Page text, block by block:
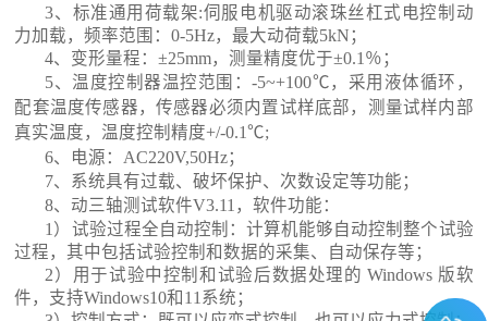
3、标准通用荷载架:伺服电机驱动滚珠丝杠式电控制动
力加载，频率范围：0-5Hz，最大动荷载5kN；
4、 变形量程：±25mm，测量精度优于±0.1％；
5、 温度控制器温控范围：-5~+100℃，采用液体循环，
配套温度传感器，传感器必须内置试样底部，测量试样内部
真实温度，温度控制精度+/-0.1℃;
6、 电源：AC220V,50Hz；
7、 系统具有过载、破坏保护、次数设定等功能；
8、动三轴测试软件V3.11，软件功能：
1）试验过程全自动控制：计算机能够自动控制整个试验
过程，其中包括试验控制和数据的采集、自动保存等；
2）用于试验中控制和试验后数据处理的 Windows 版软
件，支持Windows10和11系统；